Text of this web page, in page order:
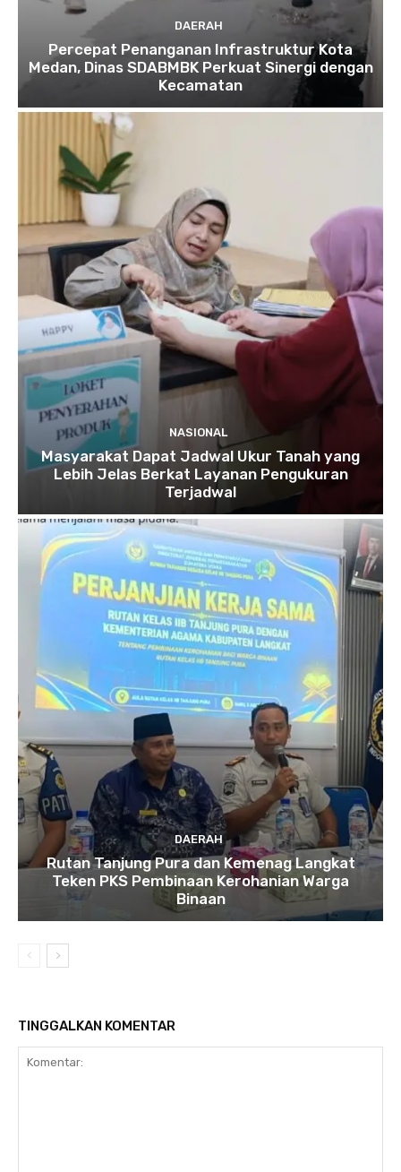
DAERAH
Percepat Penanganan Infrastruktur Kota
Medan, Dinas SDABMBK Perkuat Sinergi dengan
Kecamatan
NASIONAL
Masyarakat Dapat Jadwal Ukur Tanah yang
Lebih Jelas Berkat Layanan Pengukuran
Terjadwal
DAERAH
Rutan Tanjung Pura dan Kemenag Langkat
Teken PKS Pembinaan Kerohanian Warga
Binaan
TINGGALKAN KOMENTAR